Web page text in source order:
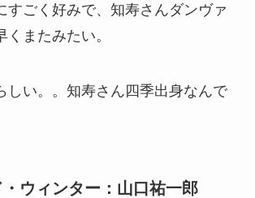
すごく好みで、知寿さんダンヴァ
またみたい。
しい。。知寿さん四季出身なんで
ウィンター：山口祐一郎